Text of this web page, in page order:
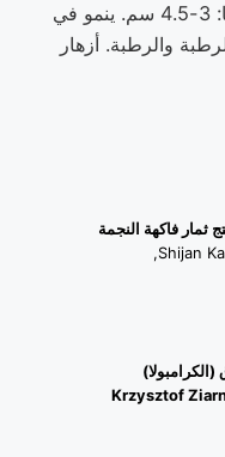
مستطيلة الطول: 2-8.5 سم وعرضها: 3-4.5 سم. ينمو في
والرطبة. أزهار
ثمار فاكهة النجمة
Shijan
,
(الكرامبولا)
Krzysztof